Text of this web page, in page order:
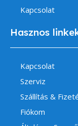
Kapcsolat
Hasznos
Kapcsolat
Szerviz
Szállítás &
Fiókom